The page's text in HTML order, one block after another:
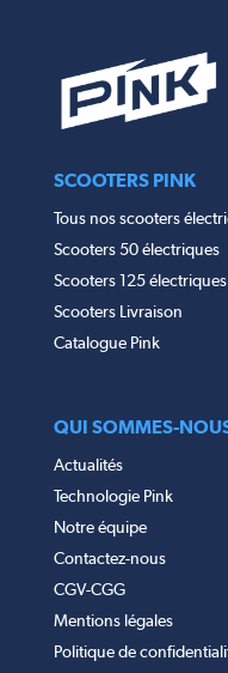
SCOOTERS PINK
Tous nos scooters
Scooters 50 électriques
Scooters 125 électriques
Scooters Livraison
Catalogue Pink
QUI SOMMES-
Actualités
Technologie Pink
Notre équipe
Contactez-nous
CGV-CGG
Mentions légales
Politique de